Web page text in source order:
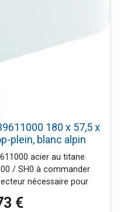
180 x 57,5 x
plein, blanc alpin
acier au titane
/ SH0 à commander
nécessaire pour
insonorisants
€